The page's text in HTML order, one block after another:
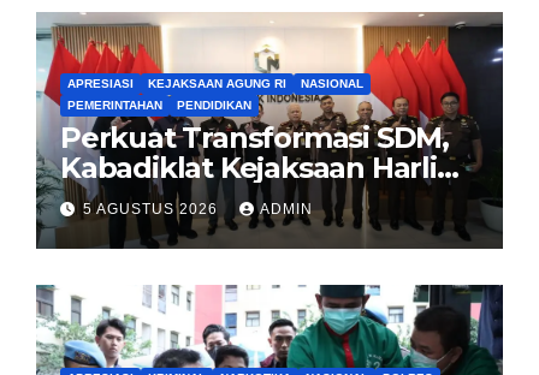
APRESIASI KEJAKSAAN AGUNG RI
NASIONAL
PEMERINTAHAN
PENDIDIKAN
Perkuat Transformasi SDM,
Kabadiklat Kejaksaan Harli
Siregar Jalin Sinergi dengan
LAN RI
5 AGUSTUS 2026 ADMIN